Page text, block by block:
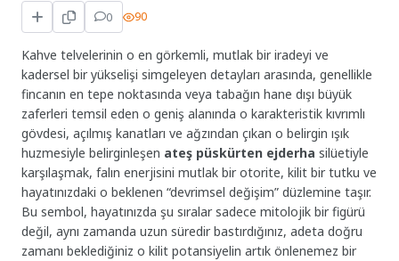
0 90
Kahve telvelerinin o en görkemli, mutlak bir iradeyi ve
kadersel bir yükselişi simgeleyen detayları arasında, genellikle
fincanın en tepe noktasında veya tabağın hane dışı büyük
zaferleri temsil eden o geniş alanında o karakteristik kıvrımlı
gövdesi, açılmış kanatları ve ağzından çıkan o belirgin ışık
huzmesiyle belirginleşen ateş püskürten ejderha silüetiyle
karşılaşmak, falın enerjisini mutlak bir otorite, kilit bir tutku ve
hayatınızdaki o beklenen “devrimsel değişim” düzlemine taşır.
Bu sembol, hayatınızda şu sıralar sadece mitolojik bir figürü
değil, aynı zamanda uzun süredir bastırdığınız, adeta doğru
zamanı beklediğiniz o kilit potansiyelin artık önlenemez bir